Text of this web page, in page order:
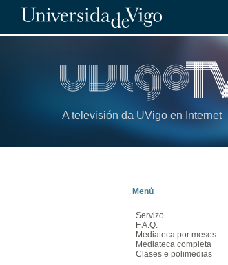
A televisión da UVigo en Internet
Menú
Servizo
F.A.Q.
Mediateca por meses
Mediateca completa
Clases e polimedias